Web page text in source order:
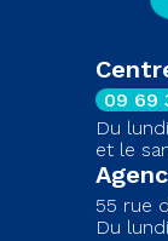
09 69
Du
et le
55 rue
Du